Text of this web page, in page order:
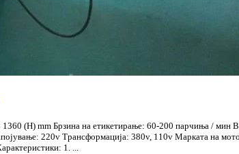
(H) mm Брзина на етикетирање: 60-200 парчиња / мин
220v Трансформација: 380v, 110v Марката на
1. ...